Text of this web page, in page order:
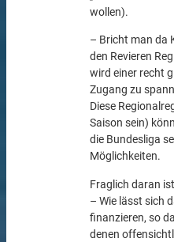
wollen).
– Bricht man da
den Revieren
wird einer recht
Zugang zu
Diese
Saison sein)
die Bundesliga
Möglichkeiten.
Fraglich daran
– Wie lässt sich
finanzieren, so
denen